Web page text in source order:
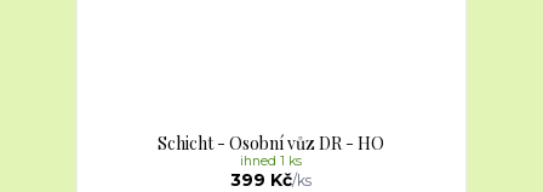
Schicht - Osobní vůz DR - HO
399 Kč/ks
ihned 1 ks